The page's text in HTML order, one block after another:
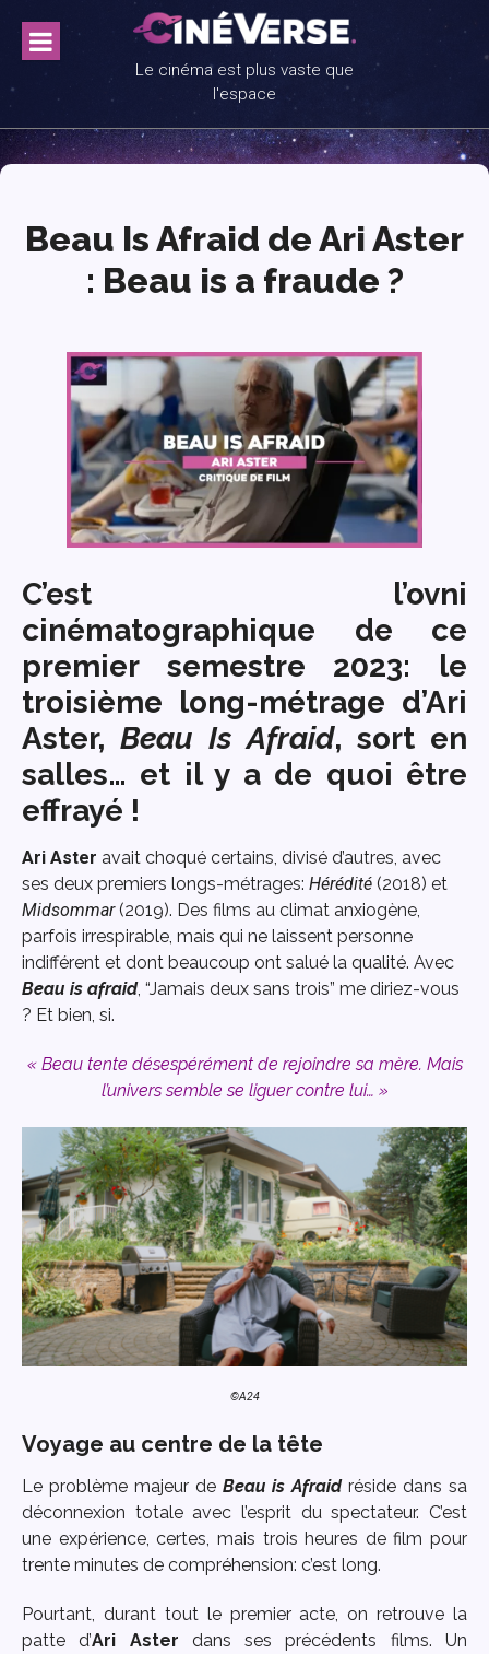
content
Le cinéma est plus vaste que
l'espace
Beau Is Afraid de Ari Aster
: Beau is a fraude ?
C’est l’ovni
cinématographique de ce
premier semestre 2023: le
troisième long-métrage d’Ari
Aster,Beau Is Afraid, sort en
salles… et il y a de quoi être
effrayé !
Ari Aster avait choqué certains, divisé d’autres, avec
ses deux premiers longs-métrages: Hérédité (2018) et
Midsommar(2019). Des films au climat anxiogène,
parfois irrespirable, mais qui ne laissent personne
indifférent et dont beaucoup ont salué la qualité. Avec
Beau is afraid, “Jamais deux sans trois” me diriez-vous
? Et bien, si.
« Beau tente désespérément de rejoindre sa mère. Mais
l’univers semble se liguer contre lui… »
©A24
Voyage au centre de la tête
Le problème majeur de Beau is Afraidréside dans sa
déconnexion totale avec l’esprit du spectateur. C’est
une expérience, certes, mais trois heures de film pour
trente minutes de compréhension: c’est long.
Pourtant, durant tout le premier acte, on retrouve la
patte d’Ari Aster dans ses précédents films. Un